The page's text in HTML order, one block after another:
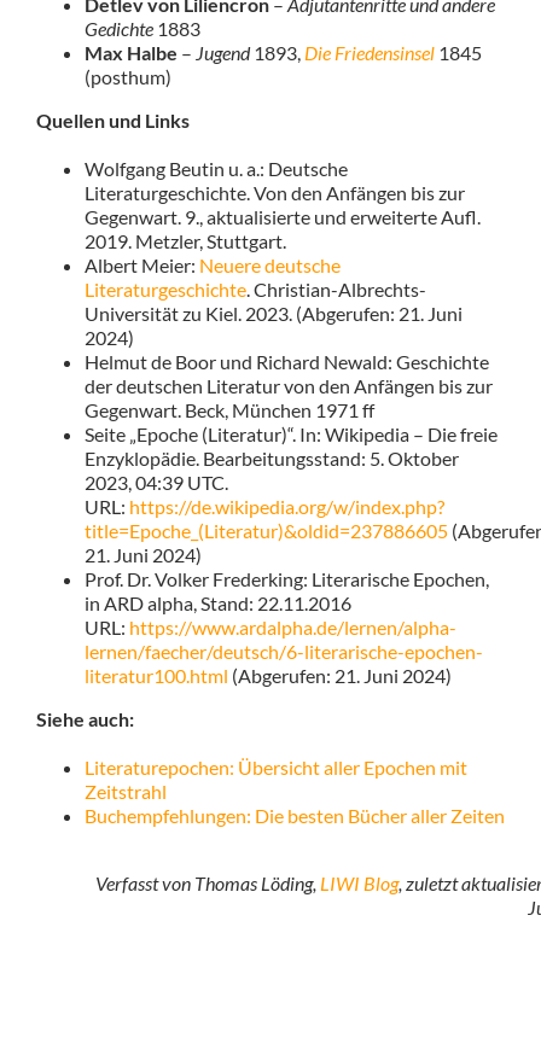
Gedichte1883
Max Halbe – Jugend1893, Die Friedensinsel1845
(posthum)
Quellen und Links
Wolfgang Beutin u. a.: Deutsche
Literaturgeschichte. Von den Anfängen bis zur
Gegenwart. 9., aktualisierte und erweiterte Aufl.
2019. Metzler, Stuttgart.
Albert Meier: Neuere deutsche
Literaturgeschichte. Christian-Albrechts-
Universität zu Kiel. 2023. (Abgerufen: 21. Juni
2024)
Helmut de Boor und Richard Newald: Geschichte
der deutschen Literatur von den Anfängen bis zur
Gegenwart. Beck, München 1971 ff
Seite „Epoche (Literatur)“. In: Wikipedia – Die freie
Enzyklopädie. Bearbeitungsstand: 5. Oktober
2023, 04:39 UTC.
URL: https://de.wikipedia.org/w/index.php?
title=Epoche_(Literatur)&oldid=237886605
21. Juni 2024)
Prof. Dr. Volker Frederking: Literarische Epochen,
in ARD alpha, Stand: 22.11.2016
URL: https://www.ardalpha.de/lernen/alpha-
lernen/faecher/deutsch/6-literarische-epochen-
literatur100.html (Abgerufen: 21. Juni 2024)
Siehe auch:
Literaturepochen: Übersicht aller Epochen mit
Zeitstrahl
Buchempfehlungen: Die besten Bücher aller Zeiten
Verfasst von Thomas Löding, LIWI Blog, zuletzt